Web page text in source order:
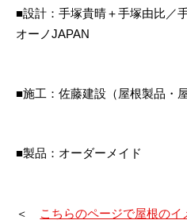
■設計：手塚貴晴＋手塚由比／
オーノJAPAN
■施工：佐藤建設（屋根製品・
■製品：オーダーメイド
＜ こちらのページで屋根の